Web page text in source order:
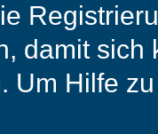
damit
Um Hilfe